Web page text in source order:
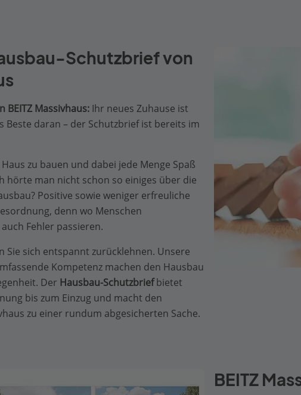
Schutzbrief von
BEITZ Massivhaus: Ihr neues Zuhause ist
daran – der Schutzbrief ist bereits im
zu bauen und dabei jede Menge Spaß
hörte man nicht schon so einiges über die
Positive sowie weniger erfreuliche
denn wo Menschen
Fehler passieren.
Sie sich entspannt zurücklehnen. Unsere
Kompetenz machen den Hausbau
Der Hausbau-Schutzbriefbietet
bis zum Einzug und macht den
zu einer rundum abgesicherten Sache.
BEITZ